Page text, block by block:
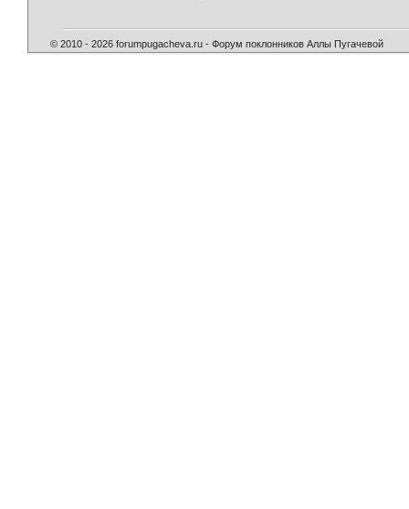
© 2010 - 2026 forumpugacheva.ru - Форум поклонников Аллы Пугачевой